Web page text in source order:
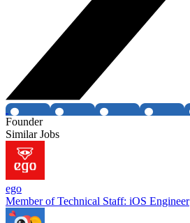
Founder
Similar Jobs
ego
Member of Technical Staff: iOS Engineer